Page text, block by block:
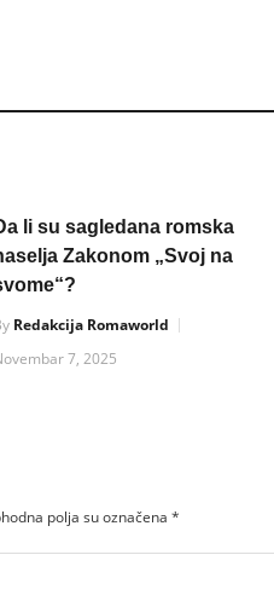
li su sagledana romska
Zakonom „Svoj na
Redakcija Romaworld
7, 2025
polja su označena *